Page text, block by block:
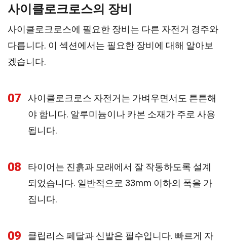
사이클로크로스의 장비
사이클로크로스에 필요한 장비는 다른 자전거 경주와
다릅니다. 이 섹션에서는 필요한 장비에 대해 알아보
겠습니다.
07
사이클로크로스 자전거는 가벼우면서도 튼튼해
야 합니다. 알루미늄이나 카본 소재가 주로 사용
됩니다.
08
타이어는 진흙과 모래에서 잘 작동하도록 설계
되었습니다. 일반적으로 33mm 이하의 폭을 가
집니다.
09
클립리스 페달과 신발은 필수입니다. 빠르게 자